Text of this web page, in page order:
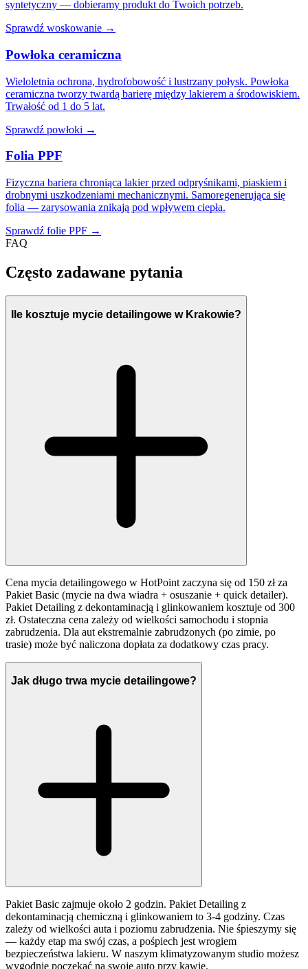
syntetyczny — dobieramy produkt do Twoich potrzeb.
Sprawdź woskowanie →
Powłoka ceramiczna
Wieloletnia ochrona, hydrofobowość i lustrzany połysk. Powłoka
ceramiczna tworzy twardą barierę między lakierem a środowiskiem.
Trwałość od 1 do 5 lat.
Sprawdź powłoki →
Folia PPF
Fizyczna bariera chroniąca lakier przed odpryśnikami, piaskiem i
drobnymi uszkodzeniami mechanicznymi. Samoregenerująca się
folia — zarysowania znikają pod wpływem ciepła.
Sprawdź folie PPF →
FAQ
Często zadawane pytania
Ile kosztuje mycie detailingowe w Krakowie?
Cena mycia detailingowego w HotPoint zaczyna się od 150 zł za
Pakiet Basic (mycie na dwa wiadra + osuszanie + quick detailer).
Pakiet Detailing z dekontaminacją i glinkowaniem kosztuje od 300
zł. Ostateczna cena zależy od wielkości samochodu i stopnia
zabrudzenia. Dla aut ekstremalnie zabrudzonych (po zimie, po
trasie) może być naliczona dopłata za dodatkowy czas pracy.
Jak długo trwa mycie detailingowe?
Pakiet Basic zajmuje około 2 godzin. Pakiet Detailing z
dekontaminacją chemiczną i glinkowaniem to 3-4 godziny. Czas
zależy od wielkości auta i poziomu zabrudzenia. Nie śpieszymy się
— każdy etap ma swój czas, a pośpiech jest wrogiem
bezpieczeństwa lakieru. W naszym klimatyzowanym studio możesz
wygodnie poczekać na swoje auto przy kawie.